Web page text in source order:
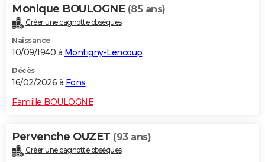
Monique BOULOGNE (85 ans)
Créer une cagnotte obsèques
Naissance
10/09/1940 à Montigny-Lencoup
Décès
16/02/2026 à Fons
Famille BOULOGNE
Pervenche OUZET (93 ans)
Créer une cagnotte obsèques